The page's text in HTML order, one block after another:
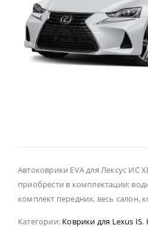
Автоковрики EVA для Лексус ИС
приобрести в комплектации:
комплект передних, весь салон,
Категории: Коврики для Lexus IS,